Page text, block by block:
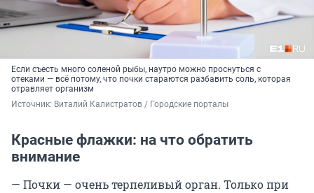
Если съесть много соленой рыбы, наутро можно проснуться с
отеками — всё потому, что почки стараются разбавить соль, которая
отравляет организм
Источник: Виталий Калистратов / Городские порталы
Красные флажки: на что обратить
внимание
— Почки — очень терпеливый орган. Только при